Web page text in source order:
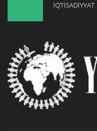
İQTİSADİYYAT